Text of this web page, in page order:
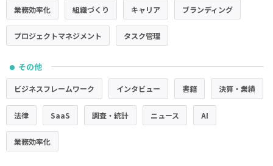
業務効率化 組織づくり キャリア ブランディング
プロジェクトマネジメント タスク管理
● その他
ビジネスフレームワーク インタビュー 書籍 決算・業績
法律 SaaS 調査・統計 ニュース AI
業務効率化